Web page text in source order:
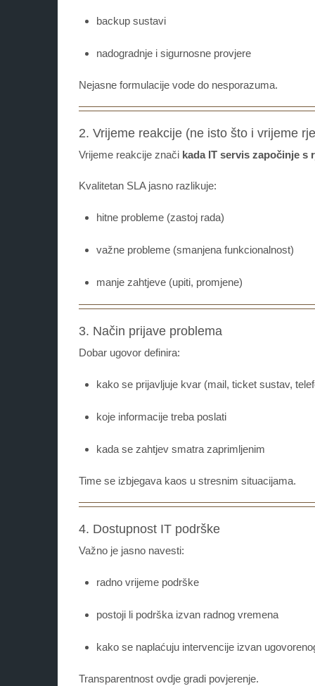
backup sustavi
nadogradnje i sigurnosne provjere
Nejasne formulacije vode do nesporazuma.
2. Vrijeme reakcije (ne isto što i vrijeme
Vrijeme reakcije znači kada IT servis započinje s
Kvalitetan SLA jasno razlikuje:
hitne probleme (zastoj rada)
važne probleme (smanjena funkcionalnost)
manje zahtjeve (upiti, promjene)
3. Način prijave problema
Dobar ugovor definira:
kako se prijavljuje kvar (mail, ticket sustav,
koje informacije treba poslati
kada se zahtjev smatra zaprimljenim
Time se izbjegava kaos u stresnim situacijama.
4. Dostupnost IT podrške
Važno je jasno navesti:
radno vrijeme podrške
postoji li podrška izvan radnog vremena
kako se naplaćuju intervencije izvan
Transparentnost ovdje gradi povjerenje.